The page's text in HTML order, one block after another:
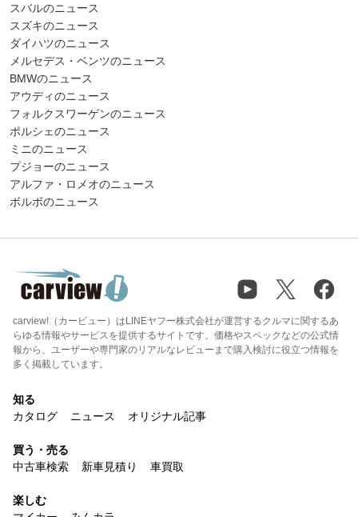
スバルのニュース
スズキのニュース
ダイハツのニュース
メルセデス・ベンツのニュース
BMWのニュース
アウディのニュース
フォルクスワーゲンのニュース
ポルシェのニュース
ミニのニュース
プジョーのニュース
アルファ・ロメオのニュース
ボルボのニュース
carview!（カービュー）はLINEヤフー株式会社が運営するクルマに関するあ
らゆる情報やサービスを提供するサイトです。価格やスペックなどの公式情
報から、ユーザーや専門家のリアルなレビューまで購入検討に役立つ情報を
多く掲載しています。
知る
カタログ
ニュース オリジナル記事
買う・売る
中古車検索
新車見積り 車買取
楽しむ